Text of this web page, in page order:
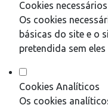
Cookies
Os cookies
básicas do site e o
pretendida sem eles
Cookies Analíticos
Os cookies